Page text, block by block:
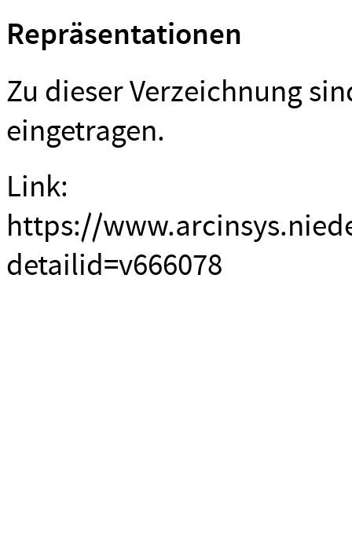
Repräsentationen
Zu dieser Verzeichnung
eingetragen.
Link:
https://
detailid=v666078